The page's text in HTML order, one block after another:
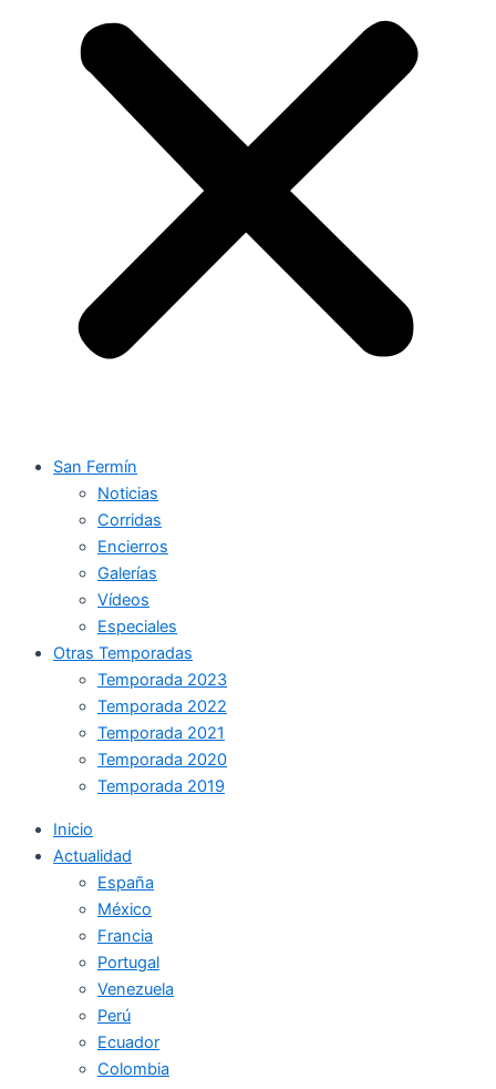
San Fermín
Noticias
Corridas
Encierros
Galerías
Vídeos
Especiales
Otras Temporadas
Temporada 2023
Temporada 2022
Temporada 2021
Temporada 2020
Temporada 2019
Inicio
Actualidad
España
México
Francia
Portugal
Venezuela
Perú
Ecuador
Colombia